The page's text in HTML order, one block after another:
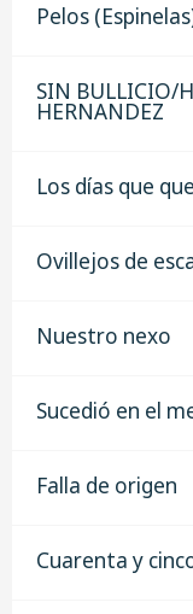
Pelos
SIN BULLICIO/
HERNANDEZ
Los días que
Ovillejos de
Nuestro nexo
Sucedió en el
Falla de origen
Cuarenta y